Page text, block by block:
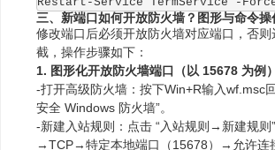
三、新端口如何开放防火墙？图形与命令操
修改端口后必须开放防火墙对应端口，否
截，操作步骤如下：
1. 图形化开放防火墙端口（以 15678 为例）
-打开高级防火墙：按下Win+R输入wf.msc
安全 Windows 防火墙”。
-新建入站规则：点击 “入站规则→新建规则
→TCP→特定本地端口（15678）→允许连